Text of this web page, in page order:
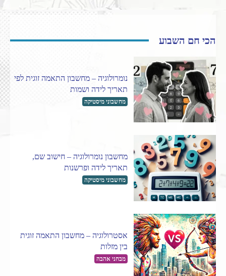
הכי חם השבוע
נומרולוגיה – מחשבון התאמה זוגית לפי
תאריך לידה ושמות
מחשבוני מיסטיקה
מחשבון נומרולוגיה – חישוב שם,
תאריך לידה ופרשנות
מחשבוני מיסטיקה
אסטרולוגיה – מחשבון התאמה זוגית
בין מזלות
מבחני אהבה